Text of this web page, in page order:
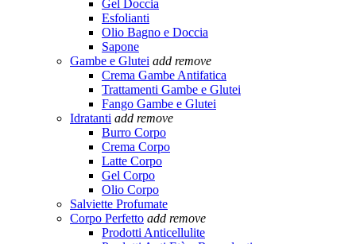
Gel Doccia
Esfolianti
Olio Bagno e Doccia
Sapone
Gambe e Glutei add remove
Crema Gambe Antifatica
Trattamenti Gambe e Glutei
Fango Gambe e Glutei
Idratanti add remove
Burro Corpo
Crema Corpo
Latte Corpo
Gel Corpo
Olio Corpo
Salviette Profumate
Corpo Perfetto add remove
Prodotti Anticellulite